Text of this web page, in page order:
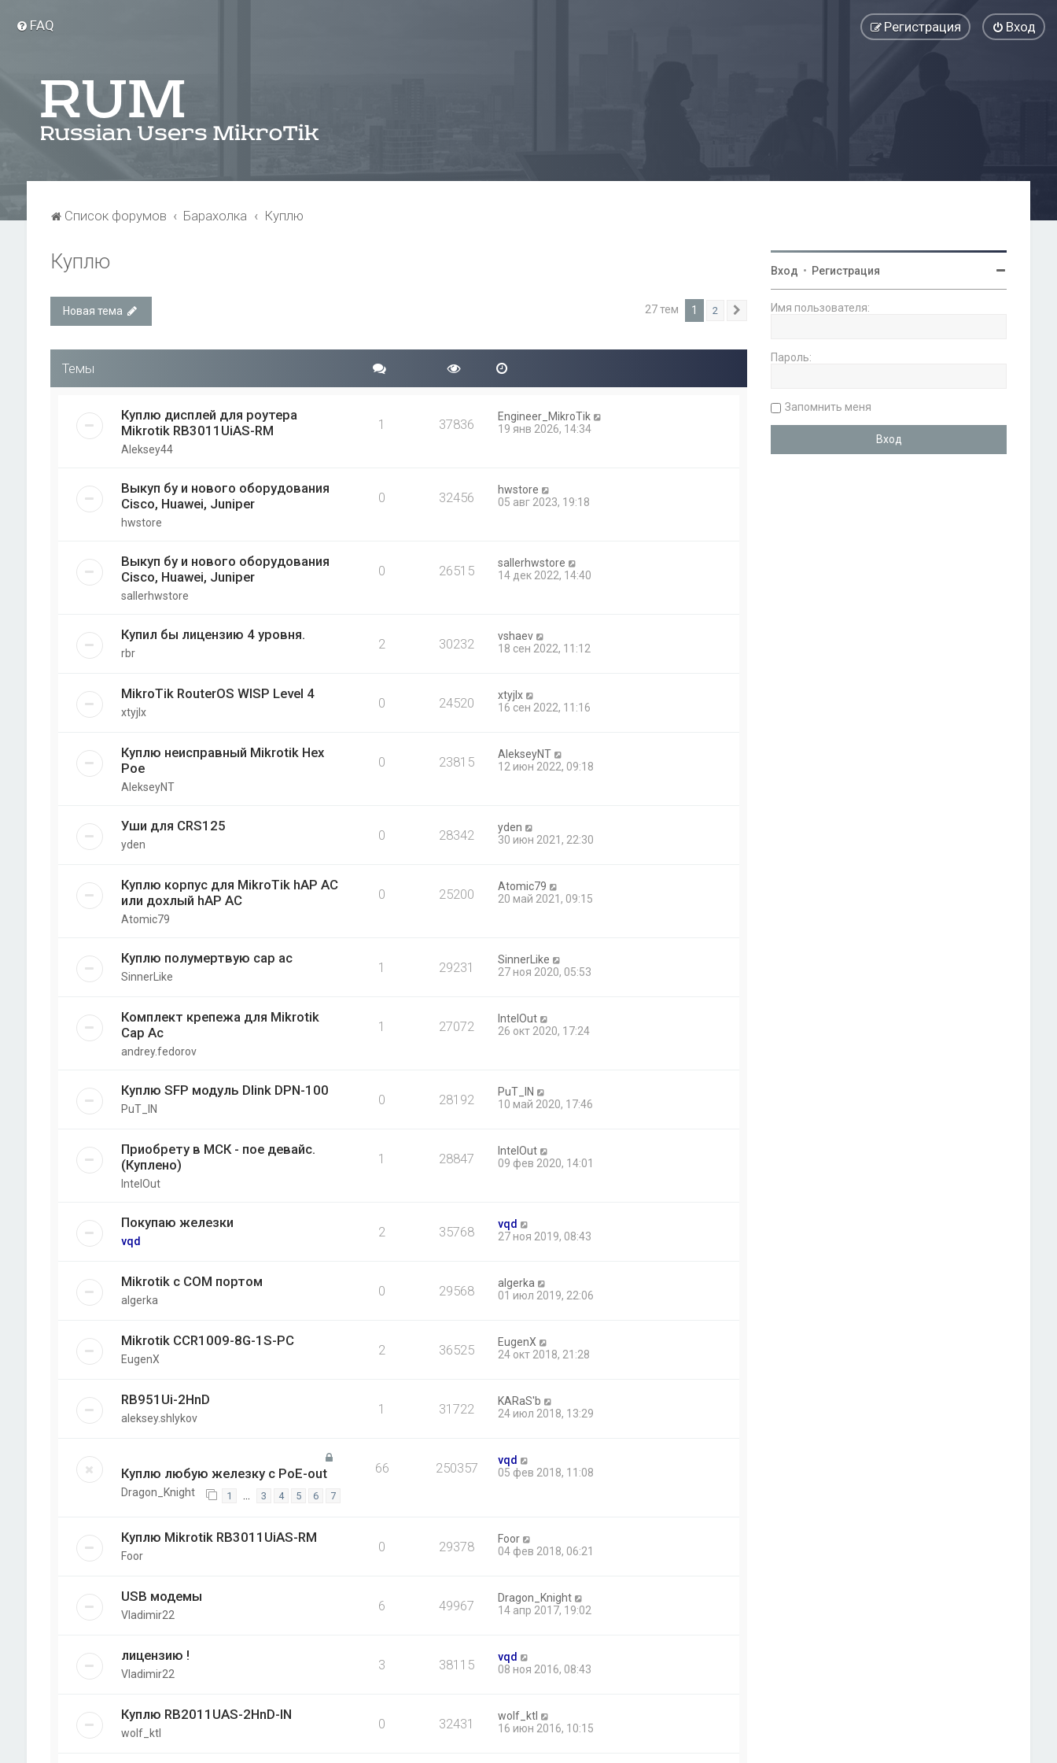
FAQ Вход
Регистрация
Список форумов Барахолка Куплю
Куплю
Новая тема 27 тем 1 2 След.
Темы
Куплю дисплей для роутера
Mikrotik RB3011UiAS-RM
Aleksey44
1 37836
Engineer_MikroTik
19 янв 2026, 14:34
Выкуп бу и нового оборудования
Cisco, Huawei, Juniper
hwstore
0 32456
hwstore
05 авг 2023, 19:18
Выкуп бу и нового оборудования
Cisco, Huawei, Juniper
sallerhwstore
0 26515
sallerhwstore
14 дек 2022, 14:40
Купил бы лицензию 4 уровня.
rbr
2 30232
vshaev
18 сен 2022, 11:12
MikroTik RouterOS WISP Level 4
xtyjlx
0 24520
xtyjlx
16 сен 2022, 11:16
Куплю неисправный Mikrotik Hex
Poe
AlekseyNT
0 23815
AlekseyNT
12 июн 2022, 09:18
Уши для CRS125
yden
0 28342
yden
30 июн 2021, 22:30
Куплю корпус для MikroTik hAP AC
или дохлый hAP AC
Atomic79
0 25200
Atomic79
20 май 2021, 09:15
Куплю полумертвую cap ac
SinnerLike
1 29231
SinnerLike
27 ноя 2020, 05:53
Комплект крепежа для Mikrotik
Cap Ac
andrey.fedorov
1 27072
IntelOut
26 окт 2020, 17:24
Куплю SFP модуль Dlink DPN-100
PuT_IN
0 28192
PuT_IN
10 май 2020, 17:46
Приобрету в МСК - пое девайс.
(Куплено)
IntelOut
1 28847
IntelOut
09 фев 2020, 14:01
Покупаю железки
vqd
2 35768
vqd
27 ноя 2019, 08:43
Mikrotik с COM портом
algerka
0 29568
algerka
01 июл 2019, 22:06
Mikrotik CCR1009-8G-1S-PC
EugenX
2 36525
EugenX
24 окт 2018, 21:28
RB951Ui-2HnD
aleksey.shlykov
1 31722
KARaS'b
24 июл 2018, 13:29
Куплю любую железку с PoE-out
Dragon_Knight 1 … 3 4 5 6 7
66 250357
vqd
05 фев 2018, 11:08
Куплю Mikrotik RB3011UiAS-RM
Foor
0 29378
Foor
04 фев 2018, 06:21
USB модемы
Vladimir22
6 49967
Dragon_Knight
14 апр 2017, 19:02
лицензию !
Vladimir22
3 38115
vqd
08 ноя 2016, 08:43
Куплю RB2011UAS-2HnD-IN
wolf_ktl
0 32431
wolf_ktl
16 июн 2016, 10:15
Вход • Регистрация
Имя пользователя:
Пароль:
Запомнить меня